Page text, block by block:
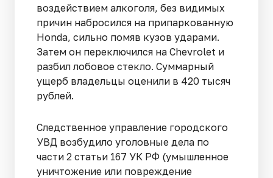
воздействием алкоголя, без видимых
причин набросился на припаркованную
Honda, сильно помяв кузов ударами.
Затем он переключился на Chevrolet и
разбил лобовое стекло. Суммарный
ущерб владельцы оценили в 420 тысяч
рублей.
Следственное управление городского
УВД возбудило уголовные дела по
части 2 статьи 167 УК РФ (умышленное
уничтожение или повреждение